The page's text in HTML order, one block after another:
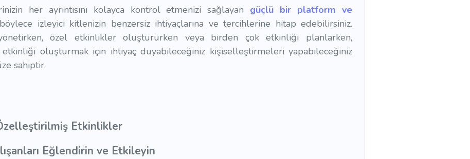
her ayrıntısını kolayca kontrol etmenizi sağlayan güçlü bir platform ve
izleyici kitlenizin benzersiz ihtiyaçlarına ve tercihlerine hitap edebilirsiniz.
özel etkinlikler oluştururken veya birden çok etkinliği planlarken,
oluşturmak için ihtiyaç duyabileceğiniz kişiselleştirmeleri yapabileceğiniz
sahiptir.
Etkinlikler
Eğlendirin ve Etkileyin